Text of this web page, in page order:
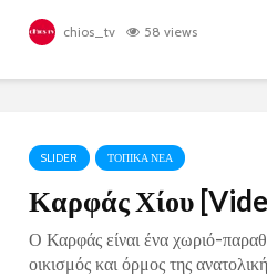
chios_tv 58 views
SLIDER ΤΟΠΙΚΑ ΝΕΑ
Καρφάς Χίου
Ο Καρφάς είναι ένα χωριό-
οικισμός και όρμος της